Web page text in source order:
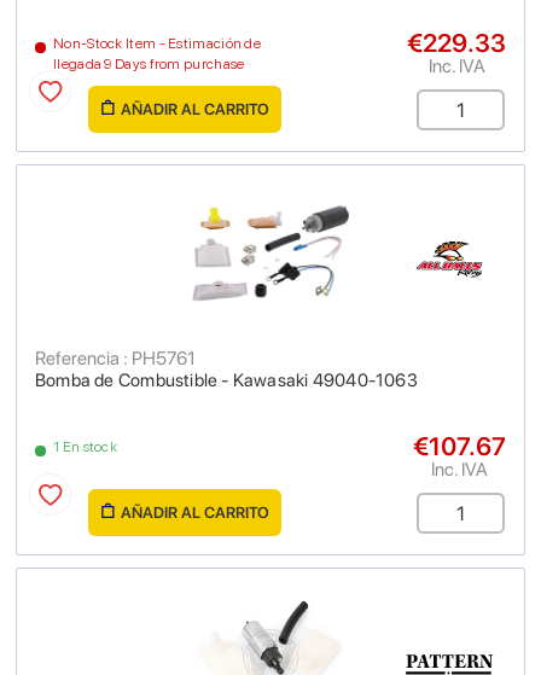
Non-Stock Item - Estimación de
llegada 9 Days from purchase
€229.33
Inc. IVA
AÑADIR AL CARRITO
Bomba de Combustible - Kawasaki 49040-1063
Referencia : PH5761
1 En stock €107.67
Inc. IVA
AÑADIR AL CARRITO